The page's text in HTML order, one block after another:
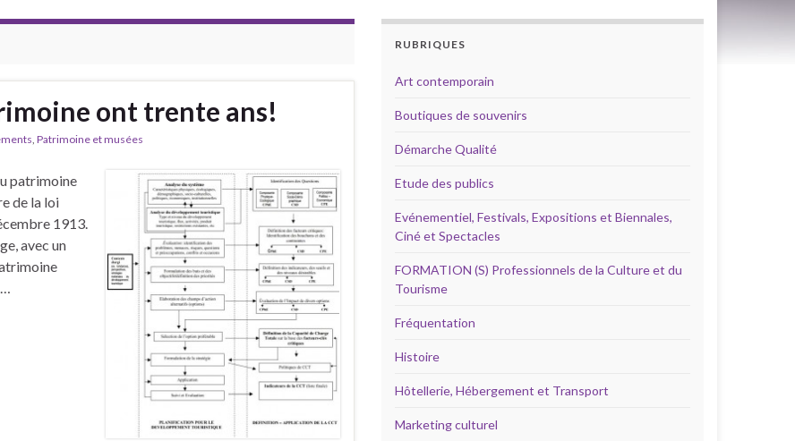
ont trente ans!
, Patrimoine et musées
patrimoine
de la loi
1913.
avec un
RUBRIQUES
Art contemporain
Boutiques de souvenirs
Démarche Qualité
Etude des publics
Evénementiel, Festivals, Expositions et Biennales,
Ciné et Spectacles
FORMATION (S) Professionnels de la Culture et du
Tourisme
Fréquentation
Histoire
Hôtellerie, Hébergement et Transport
Marketing culturel